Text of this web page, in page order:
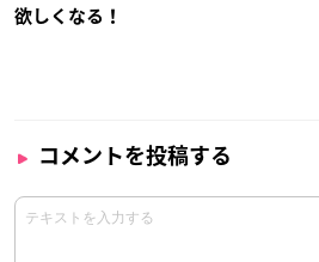
欲しくなる！
コメントを投稿する